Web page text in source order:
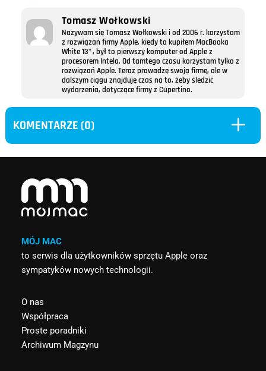
Tomasz Wołkowski
Nazywam się Tomasz Wołkowski i od 2006 r. korzystam
z rozwiązań firmy Apple, kiedy to kupiłem MacBooka
White 13" , był to pierwszy komputer od Apple z
procesorem Intela. Od tamtego czasu korzystam tylko z
rozwiązań Apple. Teraz prowadzę swoją firmę, ale w
dalszym ciągu znajduję czas na to, żeby śledzić
wydarzenia, dotyczące firmy z Cupertino.
KOMENTARZE (0) L
MÓJ MAC
to serwis dla użytkowników sprzętu Apple oraz
sympatyków nowych technologii.
O nas
Współpraca
Proste poradniki
Archiwum Magzynu